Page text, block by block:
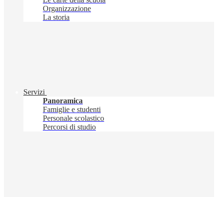
Organizzazione
La storia
Servizi
Panoramica
Famiglie e studenti
Personale scolastico
Percorsi di studio